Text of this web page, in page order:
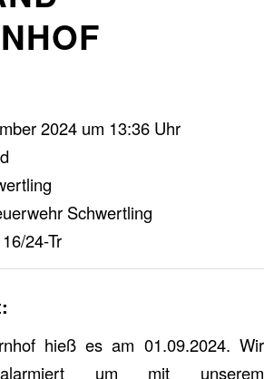
2024 um 13:36 Uhr
Schwertling
24-Tr
hieß es am 01.09.2024. Wir
um mit unserem